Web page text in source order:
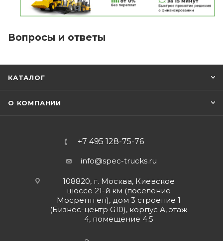
Вопросы и ответы
КАТАЛОГ
О КОМПАНИИ
+7 495 128-75-76
info@spec-trucks.ru
108820, г. Москва, Киевское
шоссе 21-й км (поселение
Мосрентген), дом 3 строение 1
(Бизнес-центр G10), корпус А, этаж
4, помещение 4.5